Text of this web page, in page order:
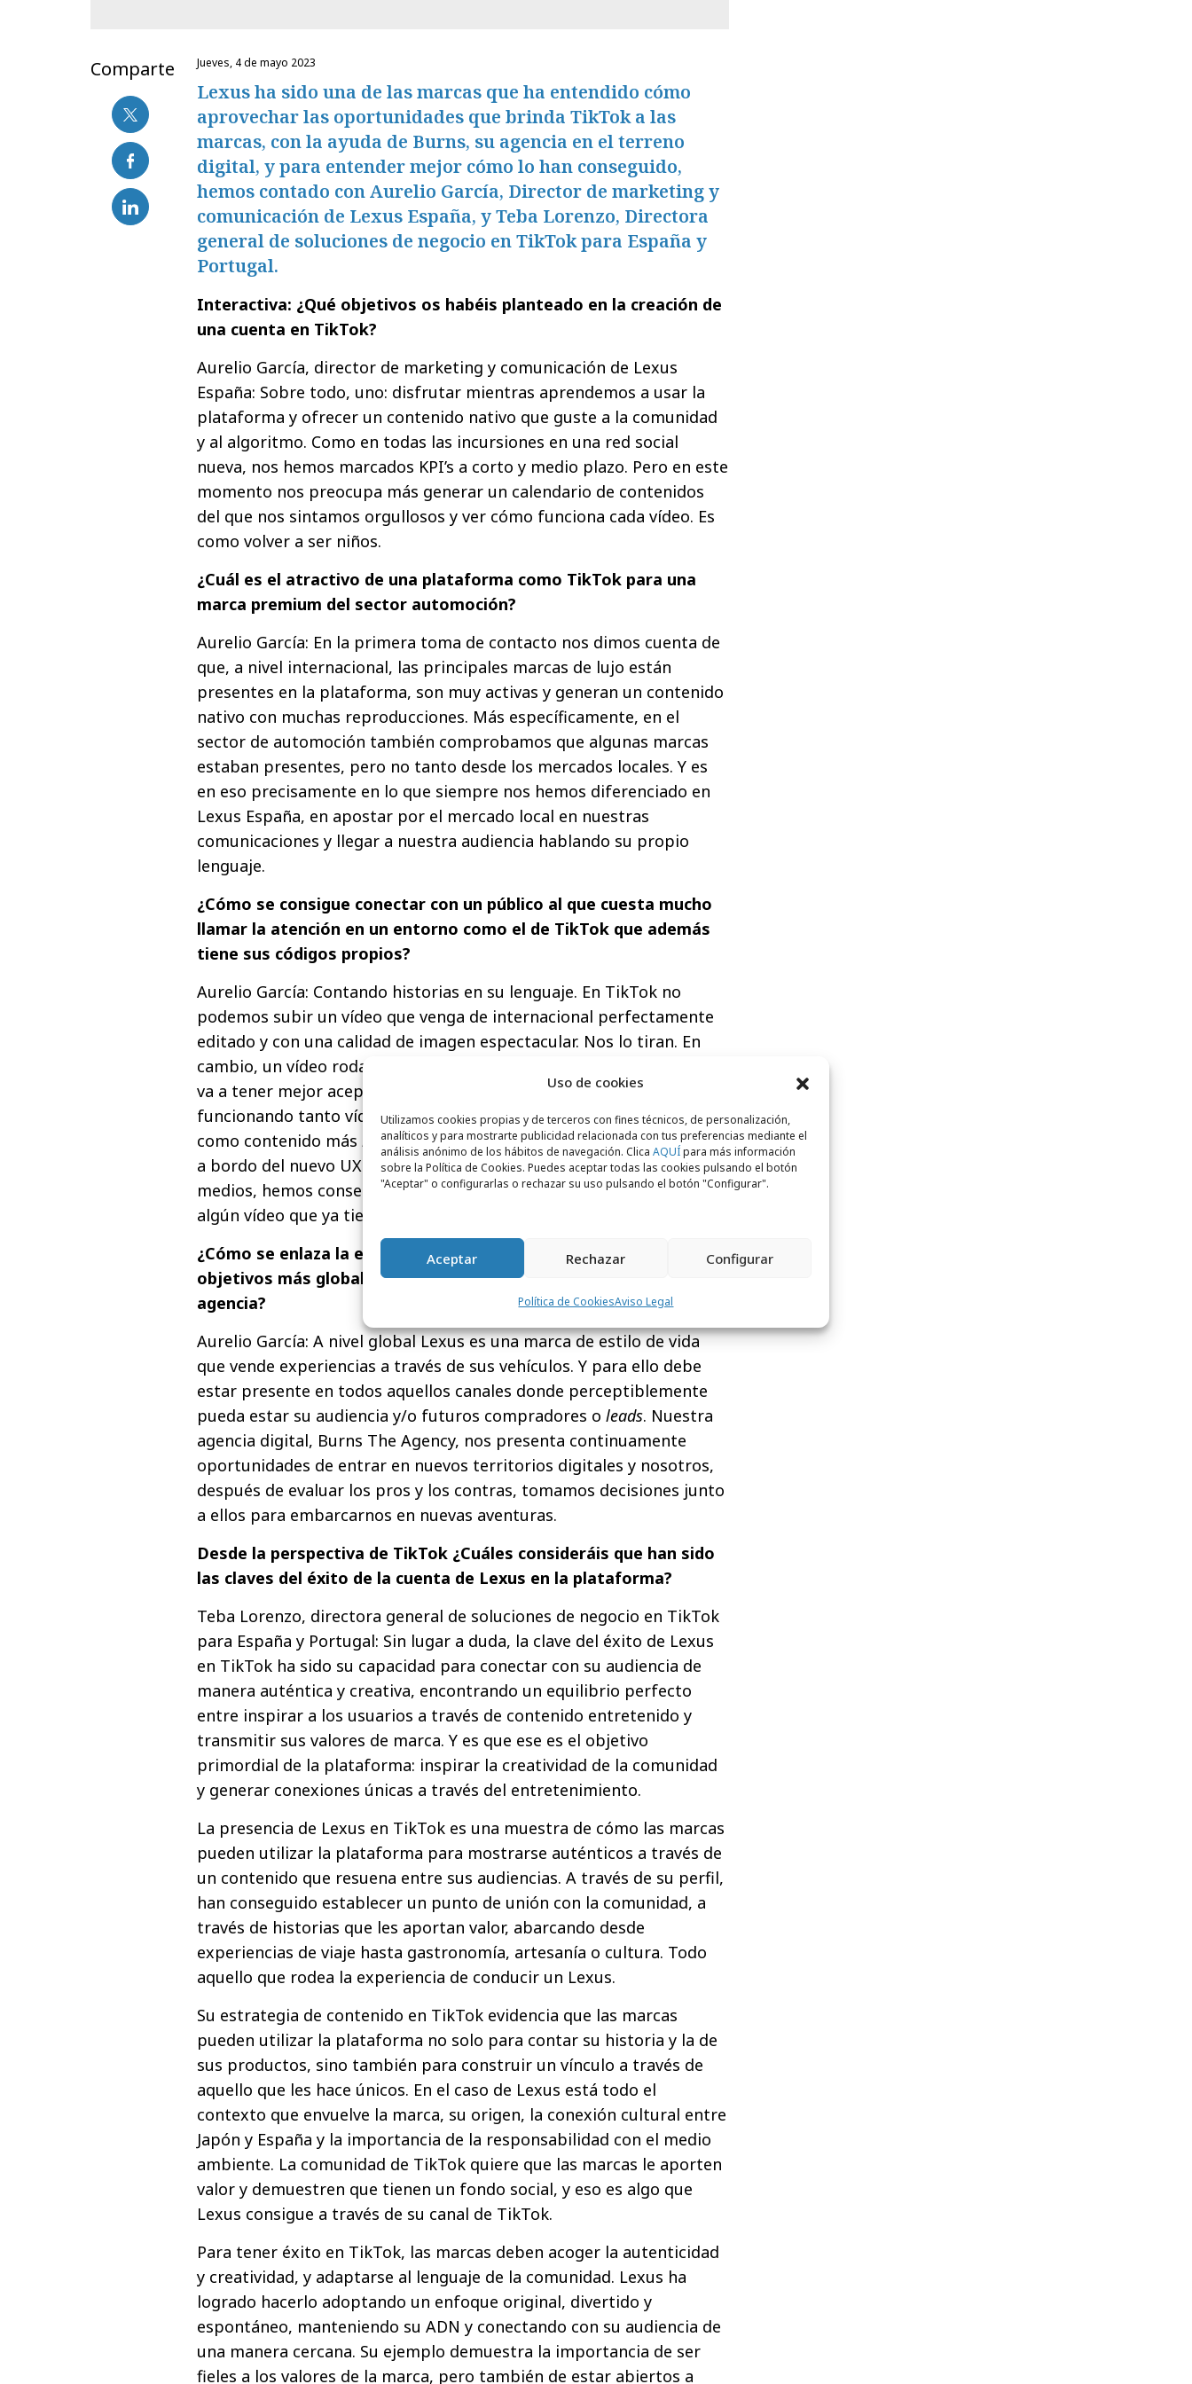
Uso de cookies
Utilizamos cookies propias y de terceros con fines técnicos, de personalización,
analíticos y para mostrarte publicidad relacionada con tus preferencias mediante el
análisis anónimo de los hábitos de navegación. Clica AQUÍpara más información
sobre la Política de Cookies. Puedes aceptar todas las cookies pulsando el botón
"Aceptar" o configurarlas o rechazar su uso pulsando el botón "Configurar".
Aceptar Rechazar Configurar
Política de CookiesAviso Legal
Comparte jueves, 4 de mayo 2023
Lexus ha sido una de las marcas que ha entendido cómo
aprovechar las oportunidades que brinda TikTok a las
marcas, con la ayuda de Burns, su agencia en el terreno
digital, y para entender mejor cómo lo han conseguido,
hemos contado con Aurelio García, Director de marketing y
comunicación de Lexus España, y Teba Lorenzo, Directora
general de soluciones de negocio en TikTok para España y
Portugal.
Interactiva: ¿Qué objetivos os habéis planteado en la creación de
una cuenta en TikTok?
Aurelio García, director de marketing y comunicación de Lexus
España: Sobre todo, uno: disfrutar mientras aprendemos a usar la
plataforma y ofrecer un contenido nativo que guste a la comunidad
y al algoritmo. Como en todas las incursiones en una red social
nueva, nos hemos marcados KPI’s a corto y medio plazo. Pero en este
momento nos preocupa más generar un calendario de contenidos
del que nos sintamos orgullosos y ver cómo funciona cada vídeo. Es
como volver a ser niños.
¿Cuál es el atractivo de una plataforma como TikTok para una
marca premium del sector automoción?
Aurelio García: En la primera toma de contacto nos dimos cuenta de
que, a nivel internacional, las principales marcas de lujo están
presentes en la plataforma, son muy activas y generan un contenido
nativo con muchas reproducciones. Más específicamente, en el
sector de automoción también comprobamos que algunas marcas
estaban presentes, pero no tanto desde los mercados locales. Y es
en eso precisamente en lo que siempre nos hemos diferenciado en
Lexus España, en apostar por el mercado local en nuestras
comunicaciones y llegar a nuestra audiencia hablando su propio
lenguaje.
¿Cómo se consigue conectar con un público al que cuesta mucho
llamar la atención en un entorno como el de TikTok que además
tiene sus códigos propios?
Aurelio García: Contando historias en su lenguaje. En TikTok no
podemos subir un vídeo que venga de internacional perfectamente
editado y con una calidad de imagen espectacular. Nos lo tiran. En
cambio, un vídeo rodado con el móvil en mano sabes de entrada que
va a tener mejor aceptación. En cuanto a las temáticas, están
funcionando tanto vídeos de producto rodados en concesionario
como contenido más lifestyle, como puede ser una ruta gastronómica
a bordo del nuevo UX. Además, con una inversión muy pequeña en
medios, hemos conseguido ya cerca de 19 K seguidores y tenemos
algún vídeo que ya tiene más de 700 K reproducciones.
¿Cómo se enlaza la estrategia en redes de Lexus con los
objetivos más globales de la marca y qué papel ha jugado la
agencia?
Aurelio García: A nivel global Lexus es una marca de estilo de vida
que vende experiencias a través de sus vehículos. Y para ello debe
estar presente en todos aquellos canales donde perceptiblemente
pueda estar su audiencia y/o futuros compradores o leads. Nuestra
agencia digital, Burns The Agency, nos presenta continuamente
oportunidades de entrar en nuevos territorios digitales y nosotros,
después de evaluar los pros y los contras, tomamos decisiones junto
a ellos para embarcarnos en nuevas aventuras.
Desde la perspectiva de TikTok ¿Cuáles consideráis que han sido
las claves del éxito de la cuenta de Lexus en la plataforma?
Teba Lorenzo, directora general de soluciones de negocio en TikTok
para España y Portugal: Sin lugar a duda, la clave del éxito de Lexus
en TikTok ha sido su capacidad para conectar con su audiencia de
manera auténtica y creativa, encontrando un equilibrio perfecto
entre inspirar a los usuarios a través de contenido entretenido y
transmitir sus valores de marca. Y es que ese es el objetivo
primordial de la plataforma: inspirar la creatividad de la comunidad
y generar conexiones únicas a través del entretenimiento.
La presencia de Lexus en TikTok es una muestra de cómo las marcas
pueden utilizar la plataforma para mostrarse auténticos a través de
un contenido que resuena entre sus audiencias. A través de su perfil,
han conseguido establecer un punto de unión con la comunidad, a
través de historias que les aportan valor, abarcando desde
experiencias de viaje hasta gastronomía, artesanía o cultura. Todo
aquello que rodea la experiencia de conducir un Lexus.
Su estrategia de contenido en TikTok evidencia que las marcas
pueden utilizar la plataforma no solo para contar su historia y la de
sus productos, sino también para construir un vínculo a través de
aquello que les hace únicos. En el caso de Lexus está todo el
contexto que envuelve la marca, su origen, la conexión cultural entre
Japón y España y la importancia de la responsabilidad con el medio
ambiente. La comunidad de TikTok quiere que las marcas le aporten
valor y demuestren que tienen un fondo social, y eso es algo que
Lexus consigue a través de su canal de TikTok.
Para tener éxito en TikTok, las marcas deben acoger la autenticidad
y creatividad, y adaptarse al lenguaje de la comunidad. Lexus ha
logrado hacerlo adoptando un enfoque original, divertido y
espontáneo, manteniendo su ADN y conectando con su audiencia de
una manera cercana. Su ejemplo demuestra la importancia de ser
fieles a los valores de la marca, pero también de estar abiertos a